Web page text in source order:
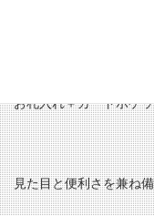
お札入れ＋カードポケ
見た目と便利さを兼ね